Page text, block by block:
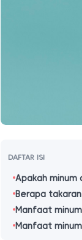
DAFTAR ISI
Apakah minum
Berapa
Manfaat
Manfaat